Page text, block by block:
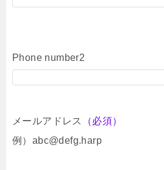
Phone number2
メールアドレス
（必須）
例）abc@defg.harp